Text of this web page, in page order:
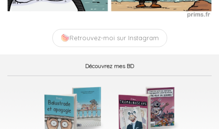
Retrouvez-moi sur Instagram
Découvrez mes BD